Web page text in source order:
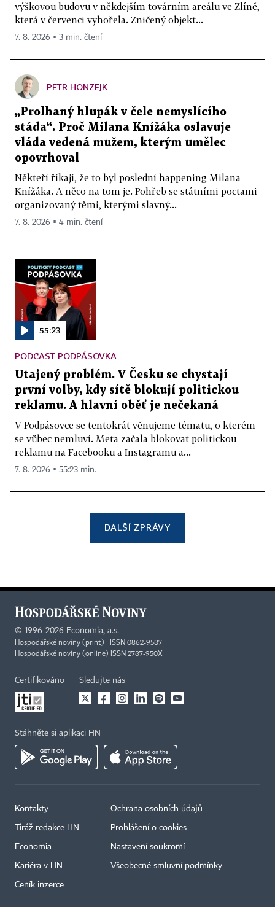
výškovou budovu v někdejším továrním areálu ve Zlíně,
která v červenci vyhořela. Zničený objekt...
7. 8. 2026 ▪ 3 min. čtení
PETR HONZEJK
„Prolhaný hlupák v čele nemyslícího
stáda“. Proč Milana Knížáka oslavuje
vláda vedená mužem, kterým umělec
opovrhoval
Někteří říkají, že to byl poslední happening Milana
Knížáka. A něco na tom je. Pohřeb se státními poctami
organizovaný těmi, kterými slavný...
7. 8. 2026 ▪ 4 min. čtení
55:23
PODCAST PODPÁSOVKA
Utajený problém. V Česku se chystají
první volby, kdy sítě blokují politickou
reklamu. A hlavní oběť je nečekaná
V Podpásovce se tentokrát věnujeme tématu, o kterém
se vůbec nemluví. Meta začala blokovat politickou
reklamu na Facebooku a Instagramu a...
7. 8. 2026 ▪ 55:23 min.
DALŠÍ ZPRÁVY
© 1996-2026 Economia, a.s.
Hospodářské noviny (print) ISSN 0862-9587
Hospodářské noviny (online) ISSN 2787-950X
Certifikováno Sledujte nás
Stáhněte si aplikaci HN
Kontakty
Tiráž redakce HN
Economia
Kariéra v HN
Ceník inzerce
Ochrana osobních údajů
Prohlášení o cookies
Nastavení soukromí
Všeobecné smluvní podmínky